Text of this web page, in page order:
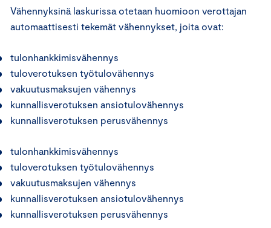
Vähennyksinä laskurissa otetaan huomioon verottajan
automaattisesti tekemät vähennykset, joita ovat:
tulonhankkimisvähennys
tuloverotuksen työtulovähennys
vakuutusmaksujen vähennys
kunnallisverotuksen ansiotulovähennys
kunnallisverotuksen perusvähennys
tulonhankkimisvähennys
tuloverotuksen työtulovähennys
vakuutusmaksujen vähennys
kunnallisverotuksen ansiotulovähennys
kunnallisverotuksen perusvähennys